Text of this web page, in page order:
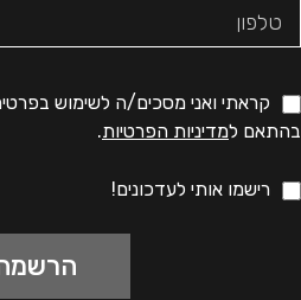
קראתי ואני מסכים/ה לשימוש
בהתאם למדיניות הפרטיות.
רישמו אותי לעדכונים!